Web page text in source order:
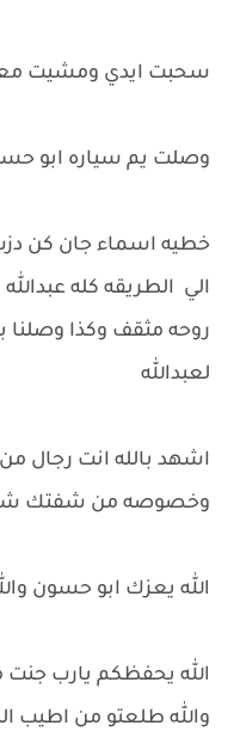
سحبت ايدي ومشيت
وصلت يم سياره ابو حسن
خطيه اسماء جان كن
الي الطريقه كله
روحه مثقف وكذا
لعبدالله
اشهد بالله انت رجال
وخصوصه من شفتك
الله يعزك ابو حسون
الله يحفظكم يارب
والله طلعتو من اطيب